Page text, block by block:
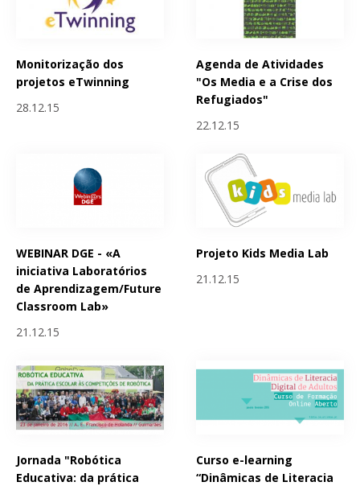
Monitorização dos
projetos eTwinning
28.12.15
Agenda de Atividades
"Os Media e a Crise dos
Refugiados"
22.12.15
WEBINAR DGE - «A
iniciativa Laboratórios
de Aprendizagem/Future
Classroom Lab»
21.12.15
Projeto Kids Media Lab
21.12.15
Jornada "Robótica
Educativa: da prática
Curso e-learning
“Dinâmicas de Literacia